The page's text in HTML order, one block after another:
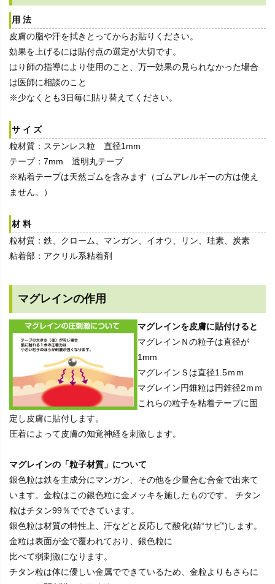
用法
皮膚の脂や汗を拭きとってからお貼りください。
効果を上げるには貼付点の選定が大切です。
はり師の指導により使用のこと、万一効果の見られなかった場合
は医師に相談のこと
※少なくとも3日毎に貼り替えてください。
サイズ
粒材質：ステンレス粒 直径1mm
テープ：7mm 透明丸テープ
※粘着テープは天然ゴムを含みます（ゴムアレルギーの方は使え
ません。）
材料
粒材質：鉄、クローム、マンガン、イオウ、リン、珪素、炭素
粘着部：アクリル系粘着剤
マグレインの作用
マグレインを皮膚に貼付けると
マグレインＮの粒子は直径が
1mm
マグレインＳは直径1.5ｍｍ
マグレイン円錐粒は円錐径2ｍｍ
これらの粒子を粘着テープに固
定し皮膚に貼付します。
圧着によって皮膚の知覚神経を刺激します。
マグレインの「粒子材質」について
銀色粒は鉄を主成分にマンガン、その他を少量合む合金で出来て
います。金粒はこの銀色粒に金メッキを施したものです。 チタン
粒はチタン99％でできています。
銀色粒は材質の特性上、汗などと反応して酸化(錆“サビ”)します。
金粒は表面が金で覆われており、銀色粒に
比べて弱刺激になります。
チタン粒は体に優しい金属でできているため、金粒よりもさらに